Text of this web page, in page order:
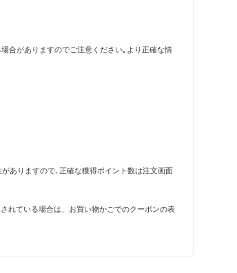
合がありますのでご注意ください｡より正確な情
ありますので､正確な獲得ポイント数は注文画面
れている場合は、お買い物かごでのクーポンの表